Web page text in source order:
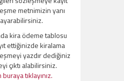
metnimizin yanı
kira ödeme tablosu
ettiğinizde kiralama
yazdır dediğiniz
çıktı alabilirsiniz.
tıklayınız.